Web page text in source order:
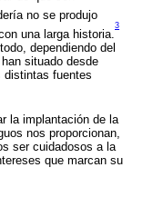
no se produjo
una larga historia.
3
dependiendo del
situado desde
distintas fuentes
la implantación de la
nos proporcionan,
ser cuidadosos a la
que marcan su